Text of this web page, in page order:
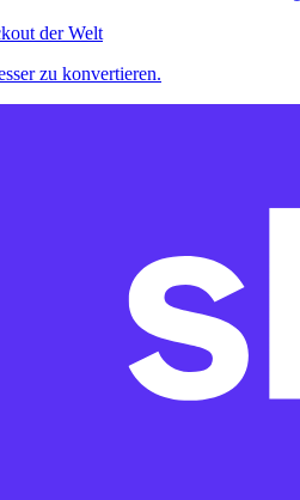
der Welt
zu konvertieren.